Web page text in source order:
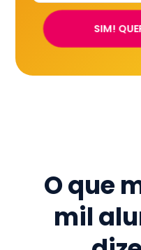
SIM!
O que
mil